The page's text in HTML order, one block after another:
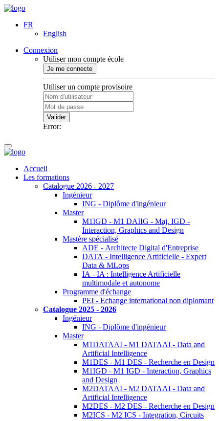
FR
English
Connexion
Utiliser mon compte école
Je me connecte
Utiliser un compte provisoire
Valider
Error:
Accueil
Les formations
Catalogue 2026 - 2027
Ingénieur
ING - Diplôme d'ingénieur
Master
M1IGD - M1 DAIIG - Maj. IGD -
Interaction, Graphics and Design
Mastère spécialisé
ADE - Architecte Digital d'Entreprise
DATA - Intelligence Artificielle - Expert
Data & MLops
IA - IA : Intelligence Artificielle
multimodale et autonome
Programme d'échange
PEI - Echange international non diplomant
Catalogue 2025 - 2026
Ingénieur
ING - Diplôme d'ingénieur
Master
M1DATAAI - M1 DATAAI - Data and
Artificial Intelligence
M1DES - M1 DES - Recherche en Design
M1IGD - M1 IGD - Interaction, Graphics
and Design
M2DATAAI - M2 DATAAI - Data and
Artificial Intelligence
M2DES - M2 DES - Recherche en Design
M2ICS - M2 ICS - Integration, Circuits